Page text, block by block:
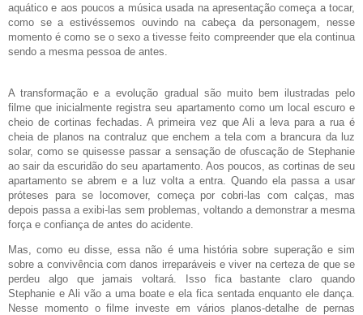
aquático e aos poucos a música usada na apresentação começa a tocar,
como se a estivéssemos ouvindo na cabeça da personagem, nesse
momento é como se o sexo a tivesse feito compreender que ela continua
sendo a mesma pessoa de antes.
A transformação e a evolução gradual são muito bem ilustradas pelo
filme que inicialmente registra seu apartamento como um local escuro e
cheio de cortinas fechadas. A primeira vez que Ali a leva para a rua é
cheia de planos na contraluz que enchem a tela com a brancura da luz
solar, como se quisesse passar a sensação de ofuscação de Stephanie
ao sair da escuridão do seu apartamento. Aos poucos, as cortinas de seu
apartamento se abrem e a luz volta a entra. Quando ela passa a usar
próteses para se locomover, começa por cobri-las com calças, mas
depois passa a exibi-las sem problemas, voltando a demonstrar a mesma
força e confiança de antes do acidente.
Mas, como eu disse, essa não é uma história sobre superação e sim
sobre a convivência com danos irreparáveis e viver na certeza de que se
perdeu algo que jamais voltará. Isso fica bastante claro quando
Stephanie e Ali vão a uma boate e ela fica sentada enquanto ele dança.
Nesse momento o filme investe em vários planos-detalhe de pernas